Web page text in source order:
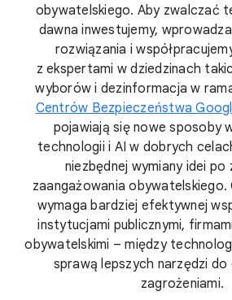
obywatelskiego. Aby zwalczać
dawna inwestujemy,
rozwiązania i
z ekspertami w dziedzinach
wyborów i dezinformacja w
Centrów Bezpieczeństwa
pojawiają się nowe sposoby
technologii i AI w dobrych
niezbędnej wymiany idei po
zaangażowania
wymaga bardziej efektywnej
instytucjami publicznymi,
obywatelskimi – między
sprawą lepszych narzędzi do
zagrożeniami.